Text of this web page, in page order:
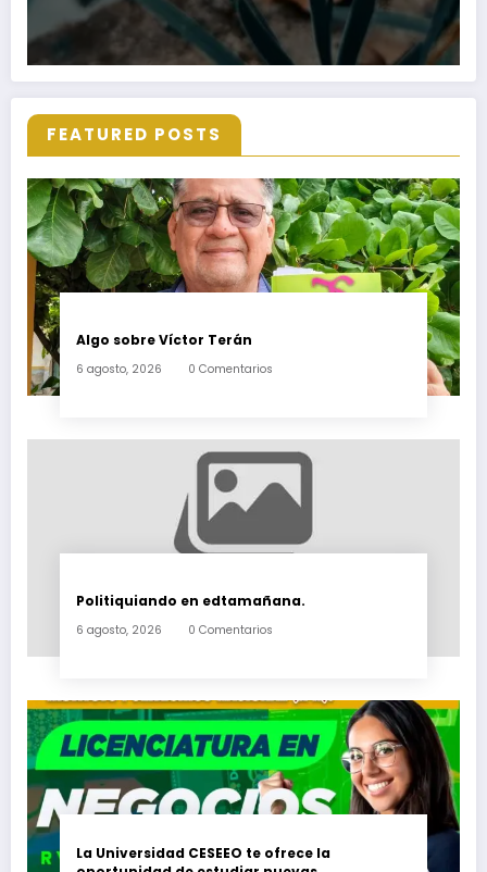
FEATURED POSTS
Algo sobre Víctor Terán
6 agosto, 2026 0 Comentarios
Politiquiando en edtamañana.
6 agosto, 2026 0 Comentarios
La Universidad CESEEO te ofrece la